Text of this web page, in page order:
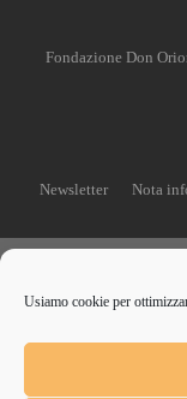
Usiamo cookie per
Fondazione Don
Newsletter Nota